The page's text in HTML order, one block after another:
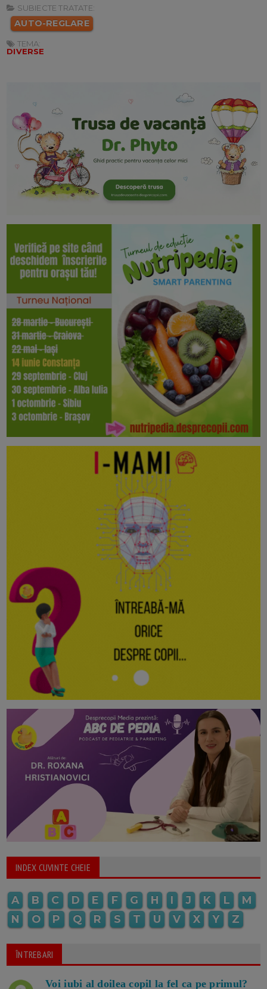
SUBIECTE TRATATE:
AUTO-REGLARE
TEMA:
DIVERSE
INDEX CUVINTE CHEIE
A B C D E F G H I J K L
M
N
O P Q R S T U V X Y Z
ÎNTREBARI
Voi iubi al doilea copil la fel ca pe primul?